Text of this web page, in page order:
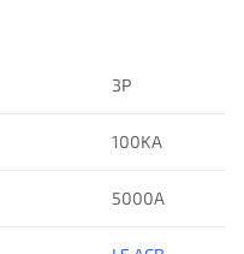
3P
100KA
5000A